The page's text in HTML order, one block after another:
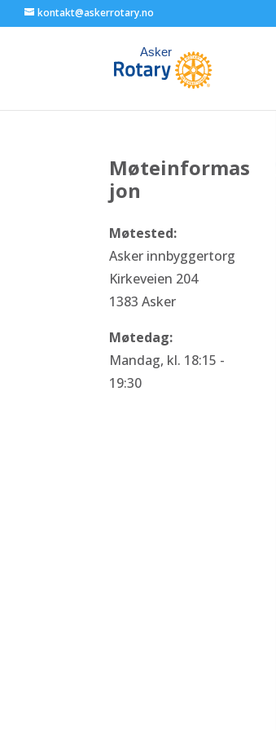
kontakt@askerrotary.no
Møteinformas
jon
Møtested:
Asker innbyggertorg
Kirkeveien 204
1383 Asker
Møtedag:
Mandag, kl. 18:15 -
19:30